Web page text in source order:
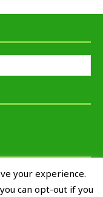
your experience.
can opt-out if you